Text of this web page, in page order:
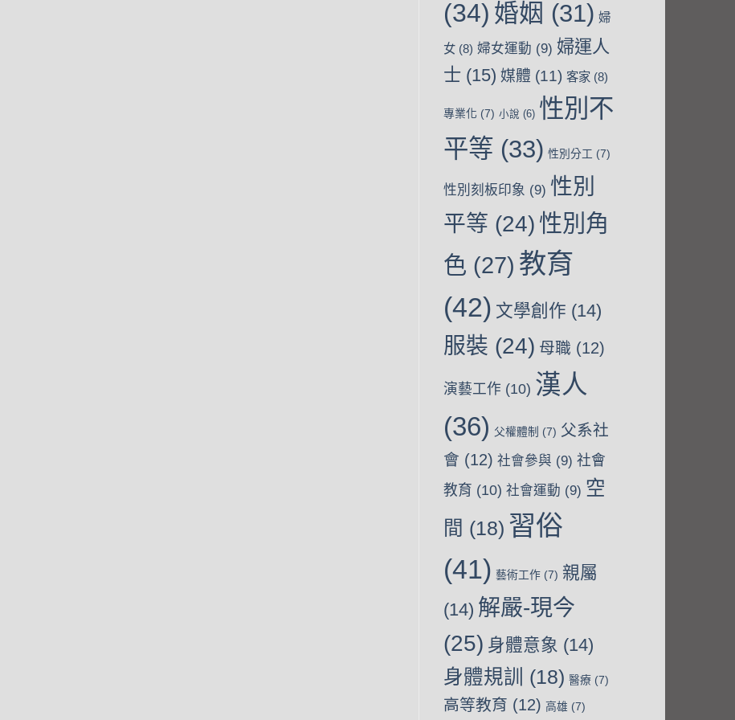
(34) 婚姻 (31) 婦
女(8) 婦女運動 (9) 婦運人
士(15) 媒體 (11) 客家(8)
專業化 (7) 小說 (6) 性別不
平等 (33) 性別分工 (7)
性別刻板印象 (9) 性別
平等 (24) 性別角
色 (27) 教育
(42) 文學創作 (14)
服裝 (24) 母職 (12)
演藝工作 (10) 漢人
(36) 父權體制 (7) 父系社
會 (12) 社會參與 (9) 社會
教育 (10) 社會運動 (9) 空
間 (18) 習俗
(41) 藝術工作(7) 親屬
(14) 解嚴-現今
(25) 身體意象 (14)
身體規訓 (18) 醫療(7)
高等教育 (12) 高雄 (7)